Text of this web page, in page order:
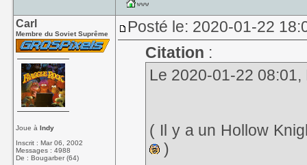
Carl
Membre du Soviet Suprême
Joue àIndy
Inscrit : Mar 06, 2002
Messages : 4988
De : Bougarber (64)
Posté le: 2020-01-22
Citation :
Le 2020-01-22
( Il y a un Hollow
)